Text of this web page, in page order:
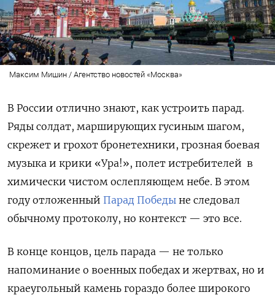
Максим Мишин / Агентство новостей «Москва»
В России отлично знают, как устроить парад.
Ряды солдат, марширующих гусиным шагом,
скрежет и грохот бронетехники, грозная боевая
музыка и крики «Ура!», полет истребителей в
химически чистом ослепляющем небе. В этом
году отложенный Парад Победы не следовал
обычному протоколу, но контекст — это все.
В конце концов, цель парада — не только
напоминание о военных победах и жертвах, но и
краеугольный камень гораздо более широкого